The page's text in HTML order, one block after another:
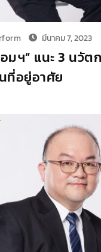
มีนาคม 7, 2023
มฯ” แนะ 3 นวัต
ที่อยู่อาศัย